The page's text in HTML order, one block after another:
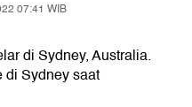
07:41 WIB
di Sydney, Australia.
di Sydney saat